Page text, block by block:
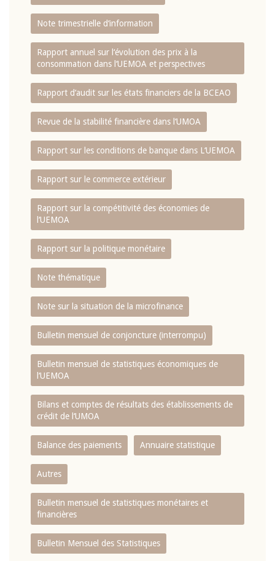
Note trimestrielle d‘information
Rapport annuel sur l‘évolution des prix à la
consommation dans l‘UEMOA et perspectives
Rapport d‘audit sur les états financiers de la BCEAO
Revue de la stabilité financière dans l‘UMOA
Rapport sur les conditions de banque dans L‘UEMOA
Rapport sur le commerce extérieur
Rapport sur la compétitivité des économies de
l‘UEMOA
Rapport sur la politique monétaire
Note thématique
Note sur la situation de la microfinance
Bulletin mensuel de conjoncture (interrompu)
Bulletin mensuel de statistiques économiques de
l‘UEMOA
Bilans et comptes de résultats des établissements de
crédit de l‘UMOA
Balance des paiements Annuaire statistique
Autres
Bulletin mensuel de statistiques monétaires et
financières
Bulletin Mensuel des Statistiques